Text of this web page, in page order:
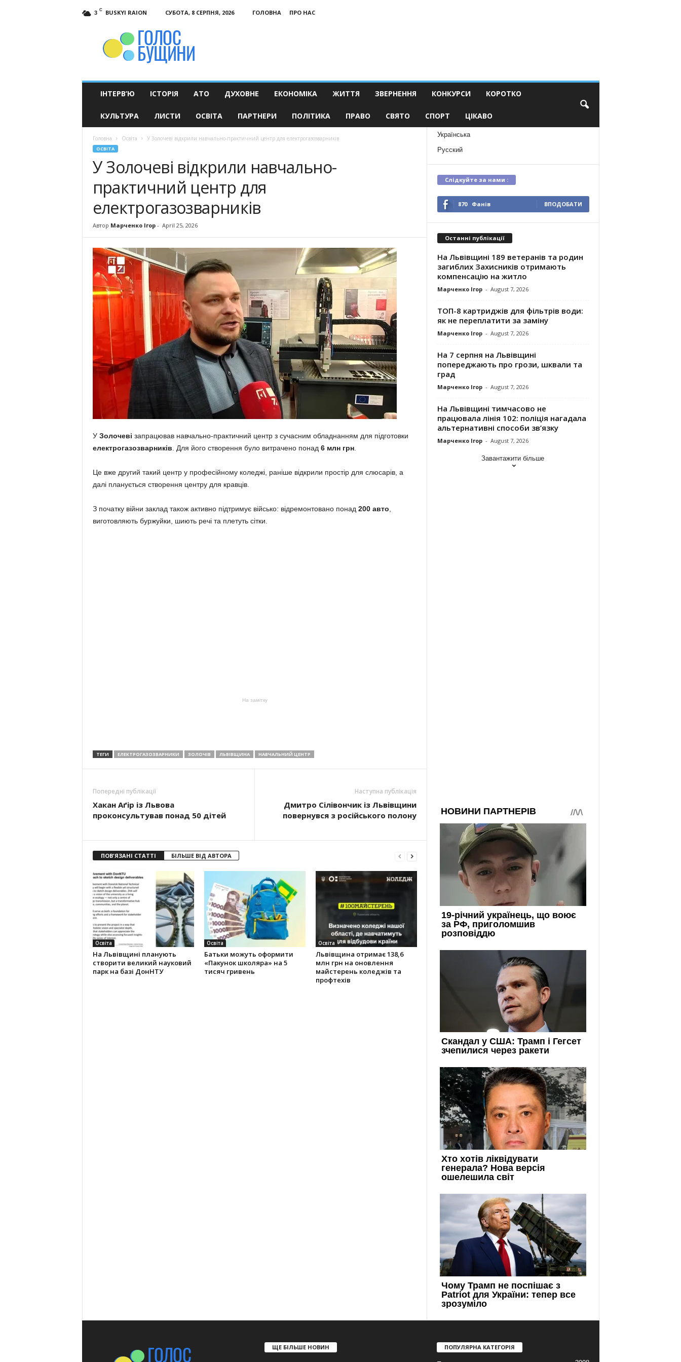
3 C BUSKYI RAION СУБОТА, 8 СЕРПНЯ, 2026 ГОЛОВНА
ПРО НАС
ІНТЕРВ’Ю ІСТОРІЯ АТО ДУХОВНЕ ЕКОНОМІКА ЖИТТЯ ЗВЕРНЕННЯ КОНКУРСИ КОРОТКО
КУЛЬТУРА ЛИСТИ ОСВІТА ПАРТНЕРИ ПОЛІТИКА ПРАВО СВЯТО СПОРТ ЦІКАВО
Головна Освіта У Золочеві відкрили навчально-практичний центр для електрогазозварників
ОСВІТА
У Золочеві відкрили навчально-
практичний центр для
електрогазозварників
Автор Марченко Ігор- April 25, 2026
У Золочеві запрацював навчально-практичний центр з сучасним обладнанням для підготовки
електрогазозварників . Для його створення було витрачено понад 6 млн грн.
Це вже другий такий центр у професійному коледжі, раніше відкрили простір для слюсарів, а
далі планується створення центру для кравців.
З початку війни заклад також активно підтримує військо: відремонтовано понад 200 авто
виготовляють буржуйки, шиють речі та плетуть сітки.
На замітку
ТЕГИ ЕЛЕКТРОГАЗОЗВАРНИКИ ЗОЛОЧІВ ЛЬВІВЩИНА НАВЧАЛЬНИЙ ЦЕНТР
Попередні публікації
Хакан Аґір із Львова
проконсультував понад 50 дітей
Наступна публікація
Дмитро Сілівончик із Львівщини
повернувся з російського полону
ПОВ'ЯЗАНІ СТАТТІ БІЛЬШЕ ВІД АВТОРА
Освіта
На Львівщині планують
створити великий науковий
парк на базі ДонНТУ
Освіта
Батьки можуть оформити
«Пакунок школяра» на 5
тисяч гривень
Освіта
Львівщина отримає 138,6
млн грн на оновлення
майстерень коледжів та
профтехів
Українська
Русский
Слідкуйте за нами :
870 Фанів ВПОДОБАТИ
Останні публікації
На Львівщині 189 ветеранів та родин
загиблих Захисників отримають
компенсацію на житло
Марченко Ігор - August 7, 2026
ТОП-8 картриджів для фільтрів води:
як не переплатити за заміну
Марченко Ігор - August 7, 2026
На 7 серпня на Львівщині
попереджають про грози, шквали та
град
Марченко Ігор - August 7, 2026
На Львівщині тимчасово не
працювала лінія 102: поліція нагадала
альтернативні способи зв’язку
Марченко Ігор - August 7, 2026
Завантажити більше
ЩЕ БІЛЬШЕ НОВИН ПОПУЛЯРНА КАТЕГОРІЯ